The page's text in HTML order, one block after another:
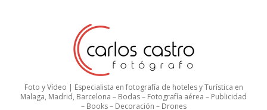
Foto y Vídeo | Especialista en fotografía de hoteles y Turística en
Malaga, Madrid, Barcelona – Bodas – Fotografía aérea – Publicidad
– Books – Decoración – Drones